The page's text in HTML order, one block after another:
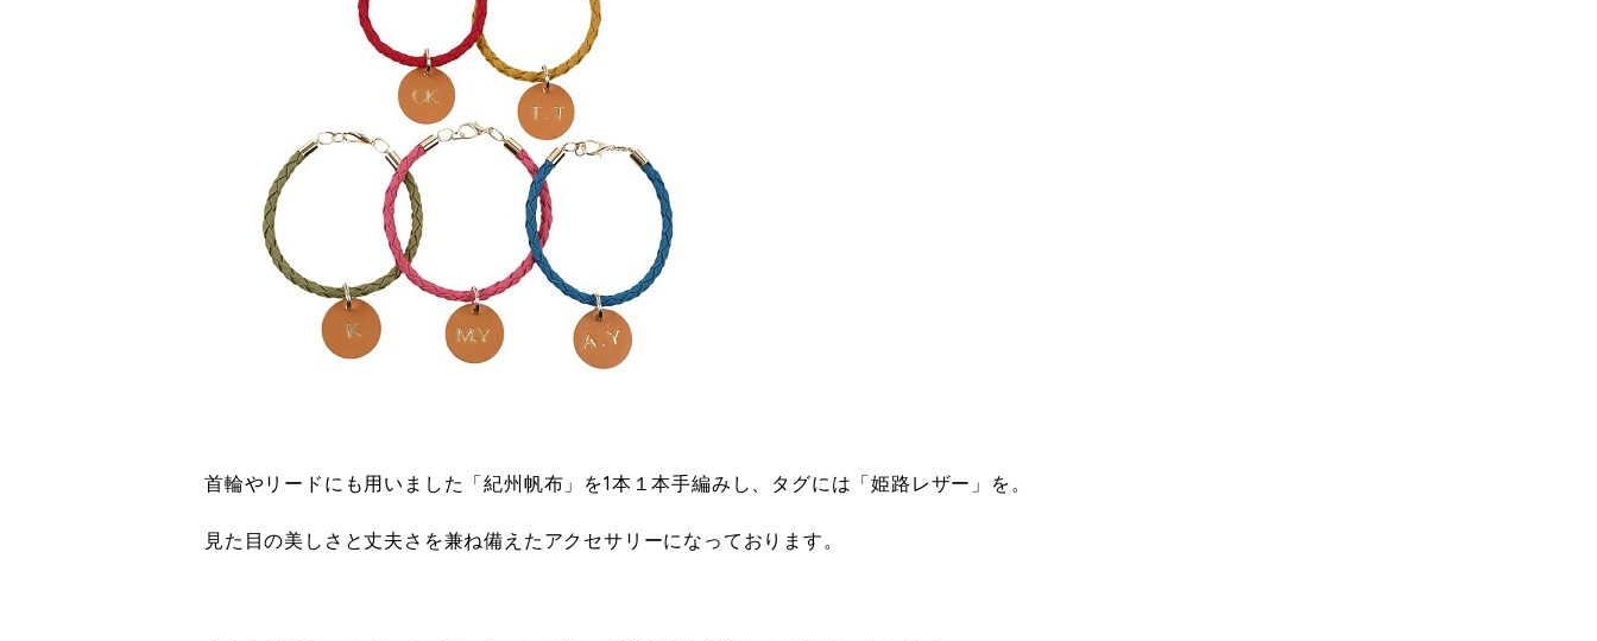
首輪やリードにも用いました「紀州帆布」を1本１本手編みし、タグには「姫路レザー」を。
見た目の美しさと丈夫さを兼ね備えたアクセサリーになっております。